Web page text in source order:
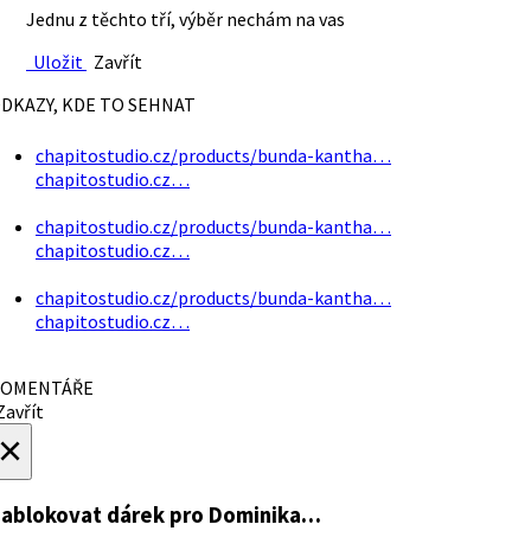
Jednu z těchto tří, výběr nechám na vas
Uložit Zavřít
KDE TO SEHNAT
chapitostudio.cz/products/bunda-kantha…
chapitostudio.cz…
chapitostudio.cz/products/bunda-kantha…
chapitostudio.cz…
chapitostudio.cz/products/bunda-kantha…
chapitostudio.cz…
dárek pro Dominika…